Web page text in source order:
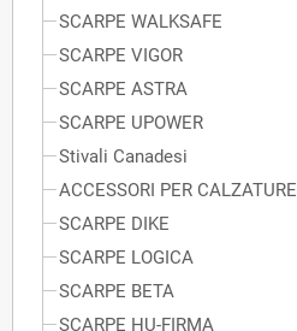
SCARPE WALKSAFE
SCARPE VIGOR
SCARPE ASTRA
SCARPE UPOWER
Stivali Canadesi
ACCESSORI PER CALZATURE
SCARPE DIKE
SCARPE LOGICA
SCARPE BETA
SCARPE HU-FIRMA